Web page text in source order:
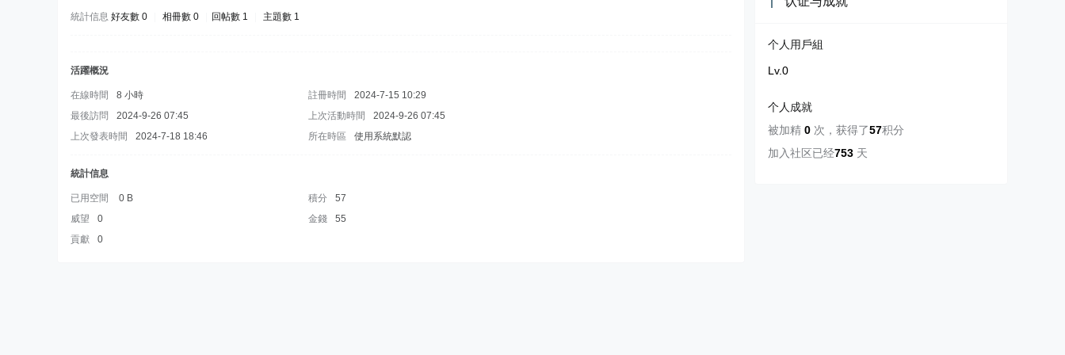
統計信息 好友數 0 相冊數 0 回帖數 1 主題數 1
活躍概況
在線時間 8 小時 註冊時間
2024-7-15 10:29
最後訪問
2024-9-26 07:45 上次活動時間
2024-9-26 07:45
上次發表時間
2024-7-18 18:46 所在時區 使用系統默認
統計信息
已用空間 0 B 積分
57
威望
0 金錢
55
貢獻
0
个人用戶組
Lv.0
个人成就
被加精 0 次 ， 获得了57积分
加入社区已经753 天